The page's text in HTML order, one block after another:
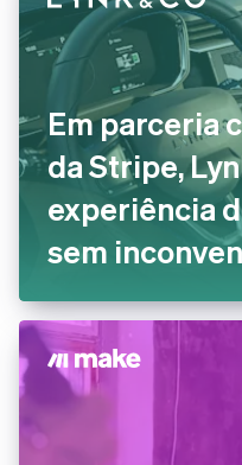
Em parceria
da Stripe,
experiência
sem